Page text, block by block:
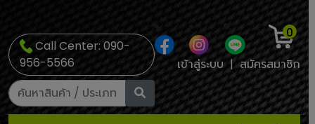
Call Center: 090-
956-5566
0
เข้าสู่ระบบ | สมัครสมาชิก